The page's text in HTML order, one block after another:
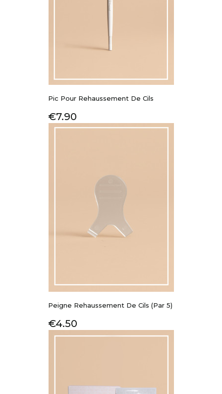
Pic Pour Rehaussement De Cils
Price
€7.90
Peigne Rehaussement De Cils (par 5)
Price
€4.50